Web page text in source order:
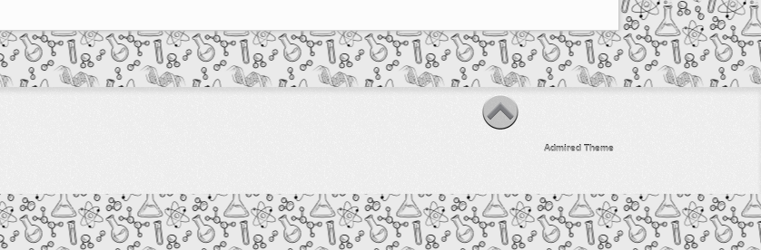
Admired Theme